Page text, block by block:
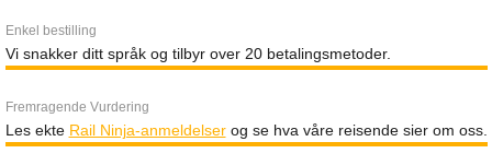
Enkel bestilling
Vi snakker ditt språk og tilbyr over 20 betalingsmetoder.
Fremragende Vurdering
Les ekte Rail Ninja-anmeldelserog se hva våre reisende sier om oss.